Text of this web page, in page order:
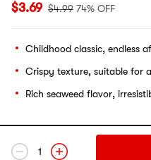
$3.69 $4.99 74% OFF
Childhood classic, endless
Crispy texture, suitable for
Rich seaweed flavor,
1